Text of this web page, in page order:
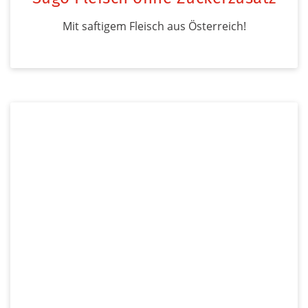
Mit saftigem Fleisch aus Österreich!